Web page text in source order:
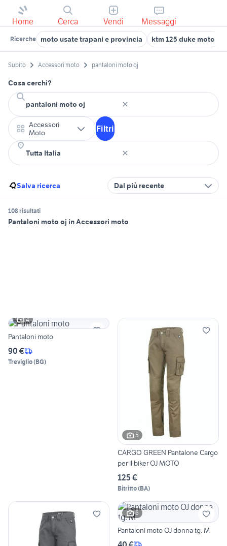
Home Cerca Vendi Messaggi
Ricerche moto usate trapani e provincia ktm 125 duke moto
Subito Accessori moto pantaloni moto oj
Cosa cerchi?
Accessori
Moto
Filtri
Salva ricerca Dal più recente
108 risultati
Pantaloni moto oj in Accessori moto
4
Pantaloni moto
90 €
Treviglio(BG)
5
CARGO GREEN Pantalone Cargo
per il biker OJ MOTO
125 €
Bitritto(BA)
6
Pantaloni moto OJ donna tg. M